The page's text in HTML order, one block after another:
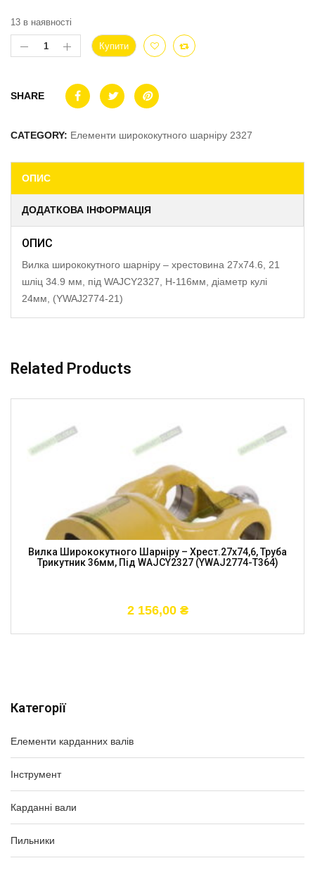
Категорії
Елементи карданних валів
Інструмент
Карданні вали
Пильники
13 в наявності
Купити
SHARE
CATEGORY: Елементи ширококутного шарніру 2327
ОПИС
ДОДАТКОВА ІНФОРМАЦІЯ
ОПИС
Вилка ширококутного шарніру – хрестовина 27х74.6, 21
шліц 34.9 мм, під WAJCY2327, H-116мм, діаметр кулі
24мм, (YWAJ2774-21)
Related Products
Вилка Ширококутного Шарніру – Хрест.27х74,6, Труба
Трикутник 36мм, Під WAJCY2327 (YWАJ2774-T364)
2 156,00 ₴